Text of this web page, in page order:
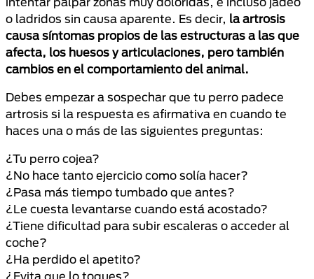
o ladridos sin causa aparente. Es decir, la artrosis
causa síntomas propios de las estructuras a las que
afecta, los huesos y articulaciones, pero también
cambios en el comportamiento del animal.
Debes empezar a sospechar que tu perro padece
artrosis si la respuesta es afirmativa en cuando te
haces una o más de las siguientes preguntas:
¿Tu perro cojea?
¿No hace tanto ejercicio como solía hacer?
¿Pasa más tiempo tumbado que antes?
¿Le cuesta levantarse cuando está acostado?
¿Tiene dificultad para subir escaleras o acceder al
coche?
¿Ha perdido el apetito?
¿Evita que lo toques?